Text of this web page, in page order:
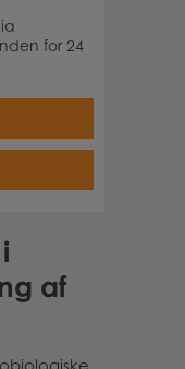
for 24
af